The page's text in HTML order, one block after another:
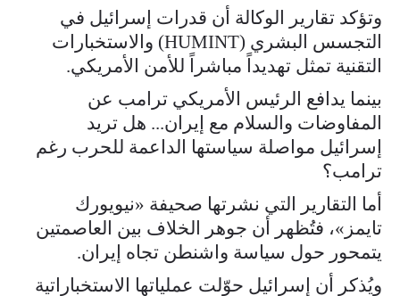
وتؤكد تقارير الوكالة أن قدرات إسرائيل في
التجسس البشري (HUMINT) والاستخبارات
التقنية تمثل تهديداً مباشراً للأمن الأمريكي.
بينما يدافع الرئيس الأمريكي ترامب عن
المفاوضات والسلام مع إيران... هل تريد
إسرائيل مواصلة سياستها الداعمة للحرب رغم
ترامب؟
أما التقارير التي نشرتها صحيفة «نيويورك
تايمز»، فتُظهر أن جوهر الخلاف بين العاصمتين
يتمحور حول سياسة واشنطن تجاه إيران.
ويُذكر أن إسرائيل حوّلت عملياتها الاستخباراتية